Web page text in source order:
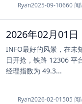
Ryan2025-09-10660 阅
2026-02-01
2026年02月01日
INFO最好的风景，在未
日开抢，铁路 12306 平
经理指数为 49.3...
Ryan2026-02-01505 阅